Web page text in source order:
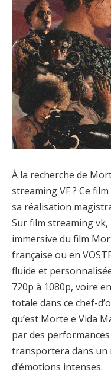
À la recherche de
streaming VF ? Ce
sa réalisation
Sur film streaming vk,
immersive du film
française ou en
fluide et
720p à 1080p, voire
totale dans ce chef-
qu’est Morte e Vida
par des
transportera dans un
d’émotions intenses.